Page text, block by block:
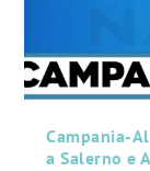
Campania-
a Salerno e